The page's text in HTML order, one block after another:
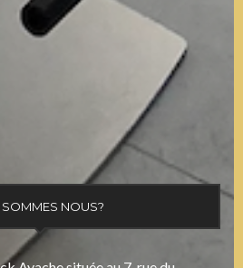
SOMMES NOUS?